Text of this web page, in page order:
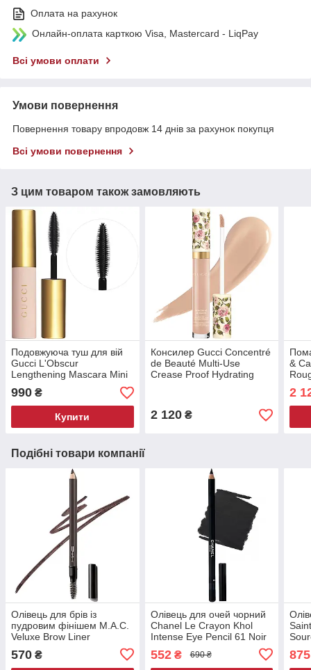
Оплата на рахунок
Онлайн-оплата карткою Visa, Mastercard - LiqPay
Всі умови оплати
Умови повернення
Повернення товару впродовж 14 днів за рахунок покупця
Всі умови повернення
З цим товаром також замовляють
Подовжуюча туш для вій
Gucci L'Obscur
Lengthening Mascara Mini
без коробки 3 мл
990 ₴
Купити
Консилер Gucci Concentré
de Beauté Multi-Use
Crease Proof Hydrating
2 120₴
&
217
2
Подібні товари компанії
Олівець для брів із
пудровим фінішем M.A.C.
Veluxe Brow Liner
1.19 г
570 ₴
Олівець для очей чорний
Chanel Le Crayon Khol
Intense Eye Pencil 61 Noir
552₴ 690 ₴
1.3 г
875